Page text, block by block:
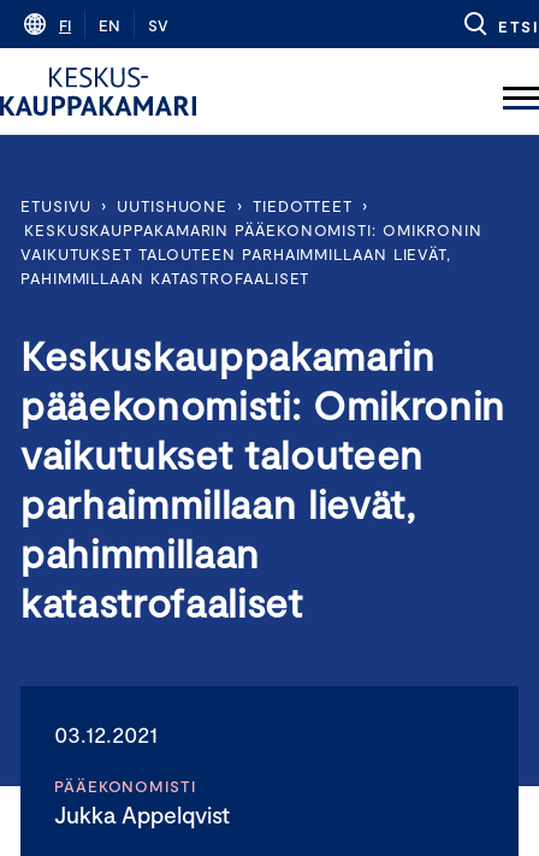
Skip
content
FI EN SV ETSI
ETUSIVU › UUTISHUONE › TIEDOTTEET
›
KESKUSKAUPPAKAMARIN PÄÄEKONOMISTI: OMIKRONIN
VAIKUTUKSET TALOUTEEN PARHAIMMILLAAN LIEVÄT,
PAHIMMILLAAN KATASTROFAALISET
Keskuskauppakamarin
pääekonomisti: Omikronin
vaikutukset talouteen
parhaimmillaan lievät,
pahimmillaan
katastrofaaliset
03.12.2021
PÄÄEKONOMISTI
Jukka Appelqvist